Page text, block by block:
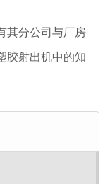
其分公司与厂房
胶射出机中的知